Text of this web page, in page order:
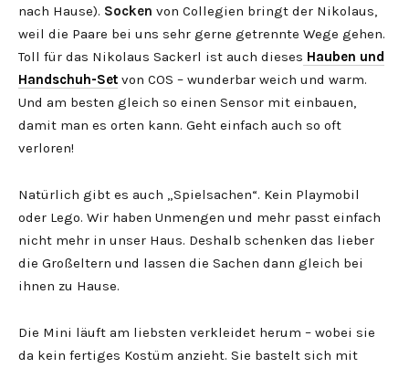
nach Hause). Socken von Collegien bringt der Nikolaus,
weil die Paare bei uns sehr gerne getrennte Wege gehen.
Toll für das Nikolaus Sackerl ist auch dieses Hauben und
Handschuh-Set von COS – wunderbar weich und warm.
Und am besten gleich so einen Sensor mit einbauen,
damit man es orten kann. Geht einfach auch so oft
verloren!
Natürlich gibt es auch „Spielsachen“. Kein Playmobil
oder Lego. Wir haben Unmengen und mehr passt einfach
nicht mehr in unser Haus. Deshalb schenken das lieber
die Großeltern und lassen die Sachen dann gleich bei
ihnen zu Hause.
Die Mini läuft am liebsten verkleidet herum – wobei sie
da kein fertiges Kostüm anzieht. Sie bastelt sich mit